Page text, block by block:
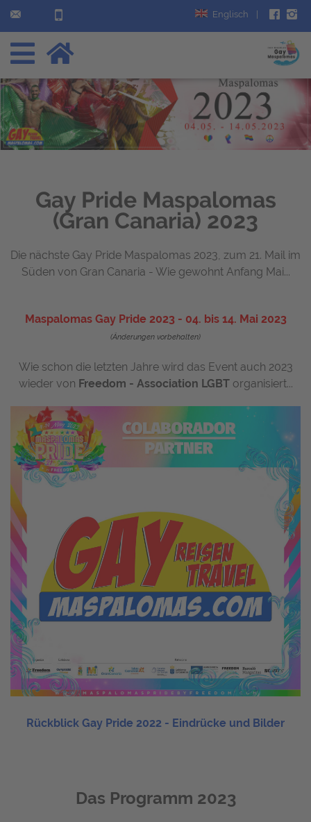
Englisch
Gay Pride Maspalomas
(Gran Canaria) 2023
Die nächste Gay Pride Maspalomas 2023, zum 21. Mail im
Süden von Gran Canaria - Wie gewohnt Anfang Mai...
Maspalomas Gay Pride 2023 - 04. bis 14. Mai 2023
(Änderungen vorbehalten)
Wie schon die letzten Jahre wird das Event auch 2023
wieder von Freedom - Association LGBTorganisiert...
Rückblick Gay Pride 2022 - Eindrücke und Bilder
Das Programm 2023